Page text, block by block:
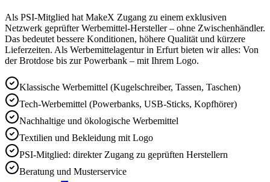
Als PSI-Mitglied hat MakeX Zugang zu einem exklusiven
Netzwerk geprüfter Werbemittel-Hersteller – ohne Zwischenhändler.
Das bedeutet bessere Konditionen, höhere Qualität und kürzere
Lieferzeiten. Als Werbemittelagentur in Erfurt bieten wir alles: Von
der Brotdose bis zur Powerbank – mit Ihrem Logo.
Klassische Werbemittel (Kugelschreiber, Tassen, Taschen)
Tech-Werbemittel (Powerbanks, USB-Sticks, Kopfhörer)
Nachhaltige und ökologische Werbemittel
Textilien und Bekleidung mit Logo
PSI-Mitglied: direkter Zugang zu geprüften Herstellern
Beratung und Musterservice